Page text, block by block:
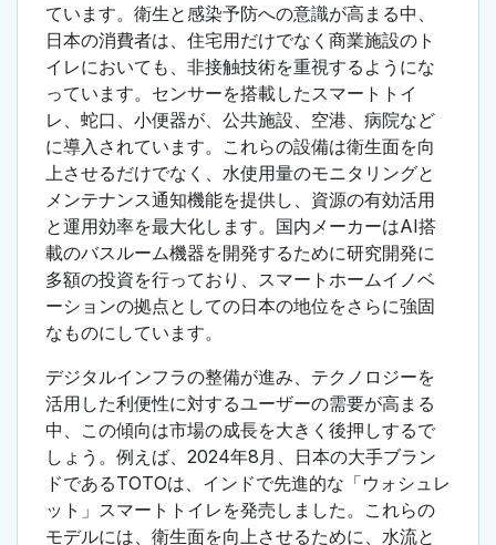
ています。衛生と感染予防への意識が高まる中、
日本の消費者は、住宅用だけでなく商業施設のト
イレにおいても、非接触技術を重視するようにな
っています。センサーを搭載したスマートトイ
レ、蛇口、小便器が、公共施設、空港、病院など
に導入されています。これらの設備は衛生面を向
上させるだけでなく、水使用量のモニタリングと
メンテナンス通知機能を提供し、資源の有効活用
と運用効率を最大化します。国内メーカーはAI搭
載のバスルーム機器を開発するために研究開発に
多額の投資を行っており、スマートホームイノベ
ーションの拠点としての日本の地位をさらに強固
なものにしています。
デジタルインフラの整備が進み、テクノロジーを
活用した利便性に対するユーザーの需要が高まる
中、この傾向は市場の成長を大きく後押しするで
しょう。例えば、2024年8月、日本の大手ブラン
ドであるTOTOは、インドで先進的な「ウォシュレ
ット」スマートトイレを発売しました。これらの
モデルには、衛生面を向上させるために、水流と